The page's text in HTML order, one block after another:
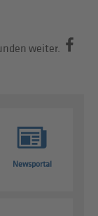
weiter.
Newsportal